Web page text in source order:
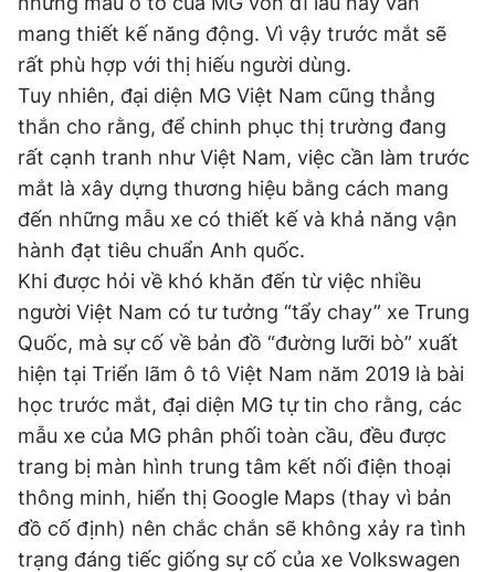
mang thiết kế năng động. Vì vậy trước mắt sẽ
rất phù hợp với thị hiếu người dùng.
Tuy nhiên, đại diện MG Việt Nam cũng thẳng
thắn cho rằng, để chinh phục thị trường đang
rất cạnh tranh như Việt Nam, việc cần làm trước
mắt là xây dựng thương hiệu bằng cách mang
đến những mẫu xe có thiết kế và khả năng vận
hành đạt tiêu chuẩn Anh quốc.
Khi được hỏi về khó khăn đến từ việc nhiều
người Việt Nam có tư tưởng “tẩy chay” xe Trung
Quốc, mà sự cố về bản đồ “đường lưỡi bò” xuất
hiện tại Triển lãm ô tô Việt Nam năm 2019 là bài
học trước mắt, đại diện MG tự tin cho rằng, các
mẫu xe của MG phân phối toàn cầu, đều được
trang bị màn hình trung tâm kết nối điện thoại
thông minh, hiển thị Google Maps (thay vì bản
đồ cố định) nên chắc chắn sẽ không xảy ra tình
trạng đáng tiếc giống sự cố của xe Volkswagen